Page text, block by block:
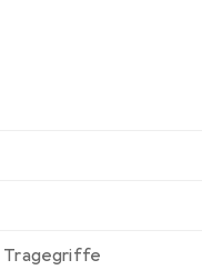
Tragegriffe